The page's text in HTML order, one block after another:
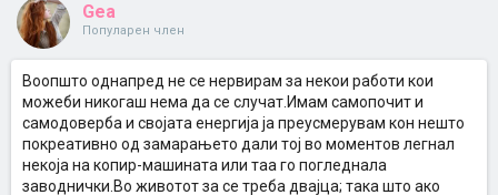
Gea
Популарен член
Воопшто однапред не се нервирам за некои работи кои
можеби никогаш нема да се случат.Имам самопочит и
самодоверба и својата енергија ја преусмерувам кон нешто
покреативно од замарањето дали тој во моментов легнал
некоја на копир-машината или таа го погледнала
заводнички.Во животот за се треба двајца; така што ако